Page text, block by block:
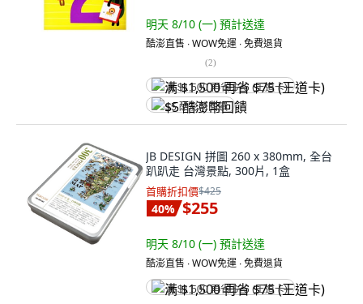
明天 8/10 (一) 預計送達
酷澎直售 ∙ WOW免運 ∙ 免費退貨
(2)
满 $1,500 再省 $75 (王道卡)
$5 酷澎幣回饋
JB DESIGN 拼圖 260 x 380mm, 全台
趴趴走 台灣景點, 300片, 1盒
首購折扣價$425
40% $255
明天 8/10 (一) 預計送達
酷澎直售 ∙ WOW免運 ∙ 免費退貨
满 $1,500 再省 $75 (王道卡)